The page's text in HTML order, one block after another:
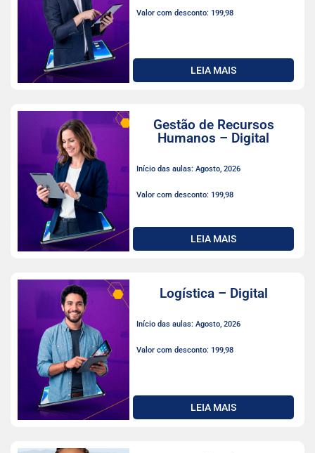
Valor com desconto: 199,98
LEIA MAIS
Gestão de Recursos
Humanos – Digital
Início das aulas: Agosto, 2026
Valor com desconto: 199,98
LEIA MAIS
Logística – Digital
Início das aulas: Agosto, 2026
Valor com desconto: 199,98
LEIA MAIS